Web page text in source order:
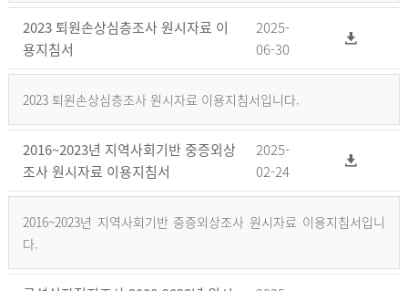
2023 퇴원손상심층조사 원시자료 이
용지침서
2025-
06-30
2023 퇴원손상심층조사 원시자료 이용지침서입니다.
2016~2023년 지역사회기반 중증외상
조사 원시자료 이용지침서
2025-
02-24
2016~2023년 지역사회기반 중증외상조사 원시자료 이용지침서입니
다.